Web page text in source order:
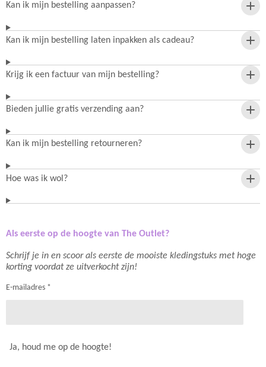
Kan ik mijn bestelling aanpassen?
Kan ik mijn bestelling laten inpakken als cadeau?
Krijg ik een factuur van mijn bestelling?
Bieden jullie gratis verzending aan?
Kan ik mijn bestelling retourneren?
Hoe was ik wol?
Als eerste op de hoogte van The Outlet?
Schrijf je in en scoor als eerste de mooiste kledingstuks met hoge
korting voordat ze uitverkocht zijn!
E-mailadres *
Ja, houd me op de hoogte!